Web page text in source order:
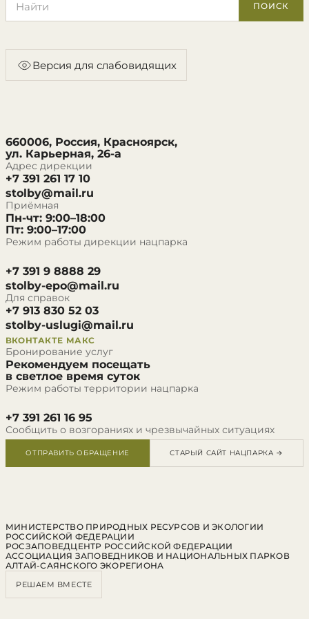
ПОИСК
Версия для слабовидящих
660006, Россия, Красноярск,
ул. Карьерная, 26-а
Адрес дирекции
+7 391 261 17 10
stolby@mail.ru
Приёмная
Пн-чт: 9:00–18:00
Пт: 9:00–17:00
Режим работы дирекции нацпарка
+7 391 9 8888 29
stolby-epo@mail.ru
Для справок
+7 913 830 52 03
stolby-uslugi@mail.ru
ВКОНТАКТЕ МАКС
Бронирование услуг
Рекомендуем посещать
в светлое время суток
Режим работы территории нацпарка
+7 391 261 16 95
Сообщить о возгораниях и чрезвычайных ситуациях
ОТПРАВИТЬ ОБРАЩЕНИЕ СТАРЫЙ САЙТ НАЦПАРКА →
МИНИСТЕРСТВО ПРИРОДНЫХ РЕСУРСОВ И ЭКОЛОГИИ
РОССИЙСКОЙ ФЕДЕРАЦИИ
РОСЗАПОВЕДЦЕНТР РОССИЙСКОЙ ФЕДЕРАЦИИ
АССОЦИАЦИЯ ЗАПОВЕДНИКОВ И НАЦИОНАЛЬНЫХ ПАРКОВ
АЛТАЙ-САЯНСКОГО ЭКОРЕГИОНА
РЕШАЕМ ВМЕСТЕ